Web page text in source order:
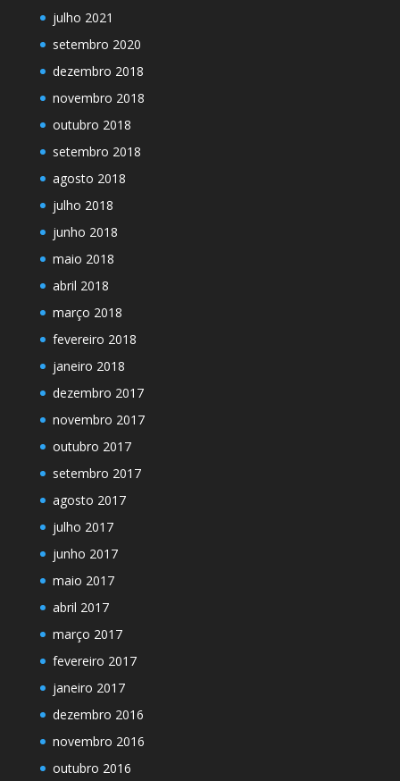
julho 2021
setembro 2020
dezembro 2018
novembro 2018
outubro 2018
setembro 2018
agosto 2018
julho 2018
junho 2018
maio 2018
abril 2018
março 2018
fevereiro 2018
janeiro 2018
dezembro 2017
novembro 2017
outubro 2017
setembro 2017
agosto 2017
julho 2017
junho 2017
maio 2017
abril 2017
março 2017
fevereiro 2017
janeiro 2017
dezembro 2016
novembro 2016
outubro 2016